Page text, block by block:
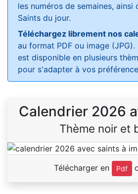
les numéros de semaines, ainsi
Saints du jour.
Téléchargez librement nos
au format PDF ou image
est disponible en plusieurs
pour s'adapter à vos
Calendrier 2026
Thème noir et
Télécharger en Pdf